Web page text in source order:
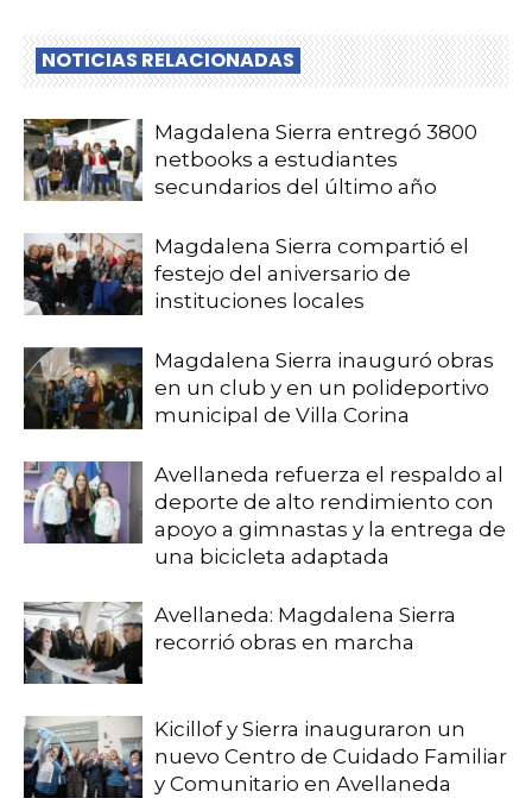
NOTICIAS RELACIONADAS
Magdalena Sierra entregó 3800
netbooks a estudiantes
secundarios del último año
Magdalena Sierra compartió el
festejo del aniversario de
instituciones locales
Magdalena Sierra inauguró obras
en un club y en un polideportivo
municipal de Villa Corina
Avellaneda refuerza el respaldo al
deporte de alto rendimiento con
apoyo a gimnastas y la entrega de
una bicicleta adaptada
Avellaneda: Magdalena Sierra
recorrió obras en marcha
Kicillof y Sierra inauguraron un
nuevo Centro de Cuidado Familiar
y Comunitario en Avellaneda